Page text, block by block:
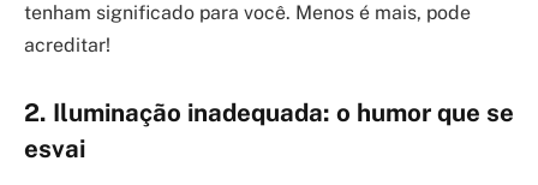
tenham significado para você. Menos é mais, pode
acreditar!
2. Iluminação inadequada: o humor que se
esvai